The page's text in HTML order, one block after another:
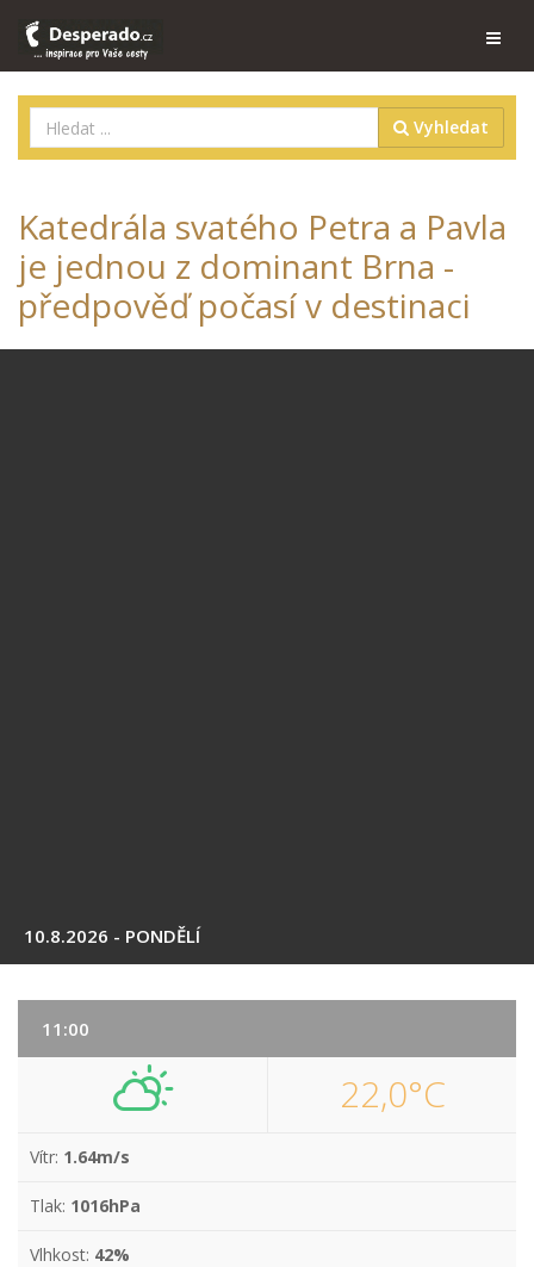
Vyhledat
Katedrála svatého Petra a Pavla
je jednou z dominant Brna -
předpověď počasí v destinaci
10.8.2026 - PONDĚLÍ
11:00
22,0°C
Vítr: 1.64m/s
Tlak: 1016hPa
Vlhkost: 42%